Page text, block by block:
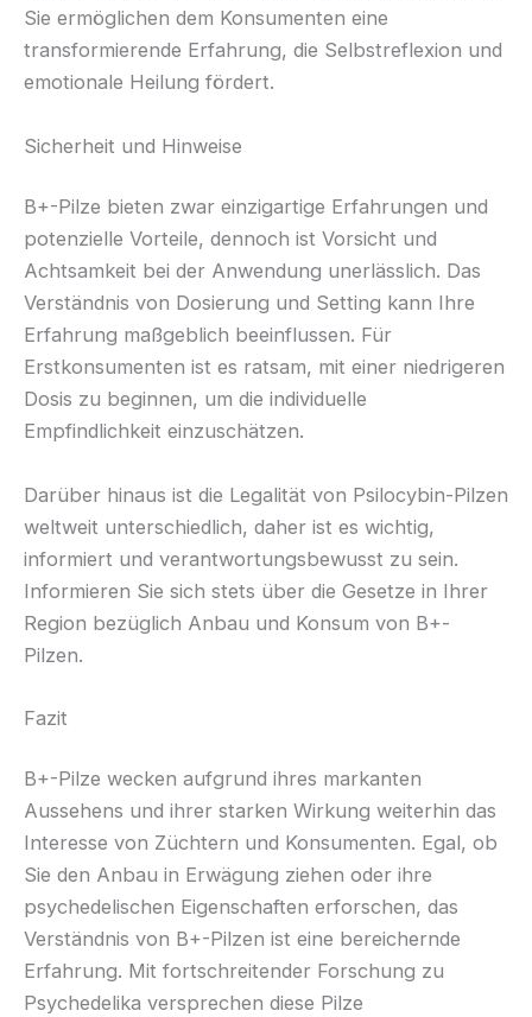
Sie ermöglichen dem Konsumenten eine
transformierende Erfahrung, die Selbstreflexion und
emotionale Heilung fördert.
Sicherheit und Hinweise
B+-Pilze bieten zwar einzigartige Erfahrungen und
potenzielle Vorteile, dennoch ist Vorsicht und
Achtsamkeit bei der Anwendung unerlässlich. Das
Verständnis von Dosierung und Setting kann Ihre
Erfahrung maßgeblich beeinflussen. Für
Erstkonsumenten ist es ratsam, mit einer niedrigeren
Dosis zu beginnen, um die individuelle
Empfindlichkeit einzuschätzen.
Darüber hinaus ist die Legalität von Psilocybin-Pilzen
weltweit unterschiedlich, daher ist es wichtig,
informiert und verantwortungsbewusst zu sein.
Informieren Sie sich stets über die Gesetze in Ihrer
Region bezüglich Anbau und Konsum von B+-
Pilzen.
Fazit
B+-Pilze wecken aufgrund ihres markanten
Aussehens und ihrer starken Wirkung weiterhin das
Interesse von Züchtern und Konsumenten. Egal, ob
Sie den Anbau in Erwägung ziehen oder ihre
psychedelischen Eigenschaften erforschen, das
Verständnis von B+-Pilzen ist eine bereichernde
Erfahrung. Mit fortschreitender Forschung zu
Psychedelika versprechen diese Pilze